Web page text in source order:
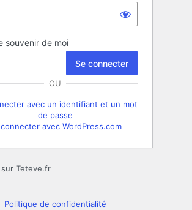
souvenir de moi
OU
avec un identifiant et un mot
de passe
connecter avec WordPress.com
Teteve.fr
Politique de confidentialité